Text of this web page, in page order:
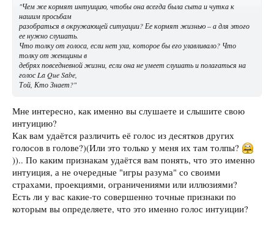
"Чем же кормят интуицию, чтобы она всегда была сыта и чутка к
нашим просьбам
разобраться в окружающей ситуации? Ее кормят жизнью – а для этого
ее нужно слушать.
Что толку от голоса, если нет уха, которое бы его улавливало? Что
толку от женщины в
дебрях повседневной жизни, если она не умеет слушать и полагаться на
голос La Que Sabe,
Той, Кто Знает?"
Мне интересно, как именно вы слушаете и слышите свою
интуицию?
Как вам удаётся различить её голос из десятков других
голосов в голове?)(Или это только у меня их там толпы?
)).. По каким признакам удаётся вам понять, что это именно
интуиция, а не очередные "игры разума" со своими
страхами, проекциями, ограничениями или иллюзиями?
Есть ли у вас какие-то совершенно точные признаки по
которым вы определяете, что это именно голос интуиции?